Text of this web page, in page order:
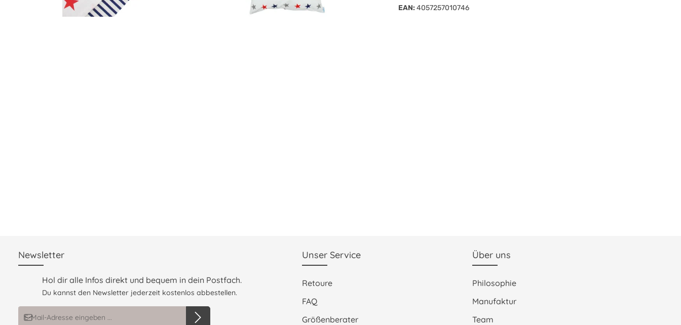
EAN:4057257010746
Newsletter
Hol dir alle Infos direkt und bequem in dein Postfach.
Du kannst den Newsletter jederzeit kostenlos abbestellen.
E-Mail-Adresse*
Unser Service
Retoure
FAQ
Größenberater
Über uns
Philosophie
Manufaktur
Team